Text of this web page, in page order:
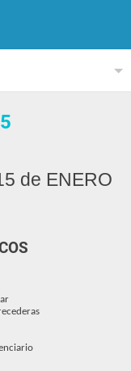
de ENERO